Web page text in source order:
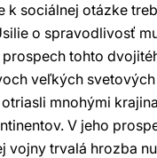
k sociálnej otázke
o spravodlivosť
prospech tohto
veľkých
mnohými
V jeho
vojny trvalá hrozba